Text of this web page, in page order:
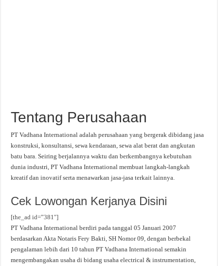
Tentang Perusahaan
PT Vadhana International adalah perusahaan yang bergerak dibidang jasa
konstruksi, konsultansi, sewa kendaraan, sewa alat berat dan angkutan
batu bara. Seiring berjalannya waktu dan berkembangnya kebutuhan
dunia industri, PT Vadhana International membuat langkah-langkah
kreatif dan inovatif serta menawarkan jasa-jasa terkait lainnya.
Cek Lowongan Kerjanya Disini
[the_ad id=”381″]
PT Vadhana International berdiri pada tanggal 05 Januari 2007
berdasarkan Akta Notaris Fery Bakti, SH Nomor 09, dengan berbekal
pengalaman lebih dari 10 tahun PT Vadhana International semakin
mengembangakan usaha di bidang usaha electrical & instrumentation,